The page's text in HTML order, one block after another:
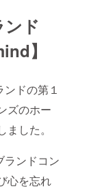
ド
】
ドの第１
ズのホー
した。
ランドコン
心を忘れ